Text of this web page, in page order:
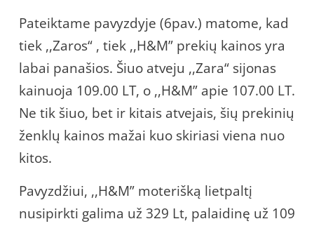
Pateiktame pavyzdyje (6pav.) matome, kad
tiek ,,Zaros“ , tiek ,,H&M” prekių kainos yra
labai panašios. Šiuo atveju ,,Zara“ sijonas
kainuoja 109.00 LT, o ,,H&M” apie 107.00 LT.
Ne tik šiuo, bet ir kitais atvejais, šių prekinių
ženklų kainos mažai kuo skiriasi viena nuo
kitos.
Pavyzdžiui, ,,H&M” moterišką lietpaltį
nusipirkti galima už 329 Lt, palaidinę už 109